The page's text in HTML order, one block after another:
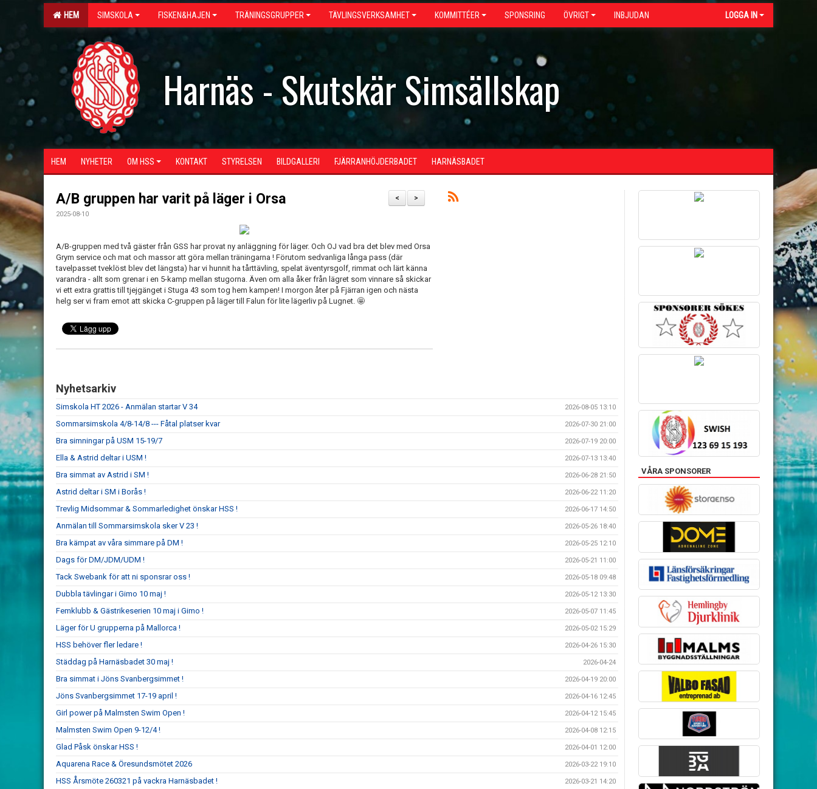
HEM SIMSKOLA FISKEN&HAJEN TRÄNINGSGRUPPER TÄVLINGSVERKSAMHET KOMMITTÉER SPONSRING ÖVRIGT INBJUDAN LOGGA IN
Harnäs - Skutskär Simsällskap
HEM NYHETER OM HSS KONTAKT STYRELSEN BILDGALLERI FJÄRRANHÖJDERBADET HARNÄSBADET
>
<
A/B gruppen har varit på läger i Orsa
2025-08-10
A/B-gruppen med två gäster från GSS har provat ny anläggning för läger. Och OJ vad bra det blev med Orsa
Grym service och mat och massor att göra mellan träningarna ! Förutom sedvanliga långa pass (där
tavelpasset tveklöst blev det längsta) har vi hunnit ha tårttävling, spelat äventyrsgolf, rimmat och lärt känna
varandra - allt som grenar i en 5-kamp mellan stugorna. Även om alla åker från lägret som vinnare så skickar
vi ett extra grattis till tjejgänget i Stuga 43 som tog hem kampen! I morgon åter på Fjärran igen och nästa
helg ser vi fram emot att skicka C-gruppen på läger till Falun för lite lägerliv på Lugnet. 🤩
Nyhetsarkiv
Simskola HT 2026 - Anmälan startar V 34 2026-08-05 13:10
Sommarsimskola 4/8-14/8 --- Fåtal platser kvar 2026-07-30 21:00
Bra simningar på USM 15-19/7 2026-07-19 20:00
Ella & Astrid deltar i USM ! 2026-07-13 13:40
Bra simmat av Astrid i SM ! 2026-06-28 21:50
Astrid deltar i SM i Borås ! 2026-06-22 11:20
Trevlig Midsommar & Sommarledighet önskar HSS ! 2026-06-17 14:50
Anmälan till Sommarsimskola sker V 23 ! 2026-05-26 18:40
Bra kämpat av våra simmare på DM ! 2026-05-25 12:10
Dags för DM/JDM/UDM ! 2026-05-21 11:00
Tack Swebank för att ni sponsrar oss ! 2026-05-18 09:48
Dubbla tävlingar i Gimo 10 maj ! 2026-05-12 13:30
Femklubb & Gästrikeserien 10 maj i Gimo ! 2026-05-07 11:45
Läger för U grupperna på Mallorca ! 2026-05-02 15:29
HSS behöver fler ledare ! 2026-04-26 15:30
Städdag på Harnäsbadet 30 maj ! 2026-04-24
Bra simmat i Jöns Svanbergsimmet ! 2026-04-19 20:00
Jöns Svanbergsimmet 17-19 april ! 2026-04-16 12:45
Girl power på Malmsten Swim Open ! 2026-04-12 15:45
Malmsten Swim Open 9-12/4 ! 2026-04-08 12:15
Glad Påsk önskar HSS ! 2026-04-01 12:00
Aquarena Race & Öresundsmötet 2026 2026-03-22 19:10
HSS Årsmöte 260321 på vackra Harnäsbadet ! 2026-03-21 14:20
VÅRA SPONSORER